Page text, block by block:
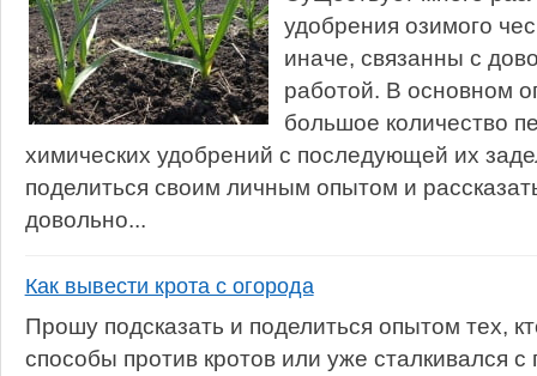
удобрения озимого
иначе, связанны с
работой. В основном
большое количество
химических удобрений с последующей их
поделиться своим личным опытом и
довольно...
Как вывести крота с огорода
Прошу подсказать и поделиться опытом тех,
способы против кротов или уже сталкивался